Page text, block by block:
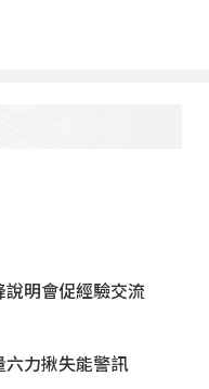
說明會促經驗交流
六力揪失能警訊